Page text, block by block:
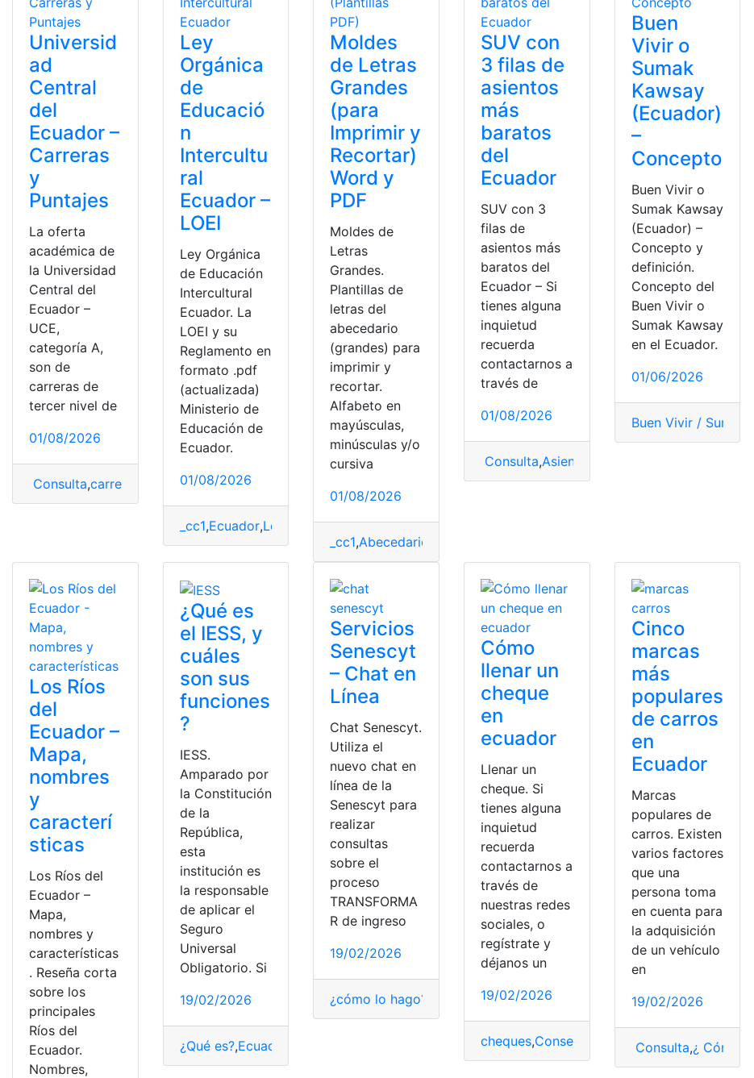
Universid
ad
Central
del
Ecuador –
Carreras
y
Puntajes
La oferta
académica de
la Universidad
Central del
Ecuador –
UCE,
categoría A,
son de
carreras de
tercer nivel de
01/08/2026
Consulta,carreras Consultar Carreras y Puntajes Puntajes carreras,Puntajes Para Carreras En La
Ley
Orgánica
de
Educació
n
Intercultu
ral
Ecuador –
LOEI
Ley Orgánica
de Educación
Intercultural
Ecuador. La
LOEI y su
Reglamento en
formato .pdf
(actualizada)
Ministerio de
Educación de
Ecuador.
01/08/2026
_cc1,Ecuador,Ley Orgánica de Educación Intercultural Ecuador
Moldes
de Letras
Grandes
(para
Imprimir y
Recortar)
Word y
PDF
Moldes de
Letras
Grandes.
Plantillas de
letras del
abecedario
(grandes) para
imprimir y
recortar.
Alfabeto en
mayúsculas,
minúsculas y/o
cursiva
01/08/2026
_cc1,Abecedario
SUV con
3 filas de
asientos
más
baratos
del
Ecuador
SUV con 3
filas de
asientos más
baratos del
Ecuador – Si
tienes alguna
inquietud
recuerda
contactarnos a
través de
01/08/2026
Consulta,Asientos
Buen
Vivir o
Sumak
Kawsay
(Ecuador)
–
Concepto
Buen Vivir o
Sumak Kawsay
(Ecuador) –
Concepto y
definición.
Concepto del
Buen Vivir o
Sumak Kawsay
en el Ecuador.
01/06/2026
Buen Vivir / Sumak
Los Ríos
del
Ecuador –
Mapa,
nombres
y
caracterí
sticas
Los Ríos del
Ecuador –
Mapa,
nombres y
características
. Reseña corta
sobre los
principales
Ríos del
Ecuador.
Nombres,
¿Qué es
el IESS, y
cuáles
son sus
funciones
?
IESS.
Amparado por
la Constitución
de la
República,
esta
institución es
la responsable
de aplicar el
Seguro
Universal
Obligatorio. Si
19/02/2026
¿Qué es?,Ecuador
Servicios
Senescyt
– Chat en
Línea
Chat Senescyt.
Utiliza el
nuevo chat en
línea de la
Senescyt para
realizar
consultas
sobre el
proceso
TRANSFORMA
R de ingreso
19/02/2026
¿cómo lo hago? Ecuador,EDUCACION Transformar
Cómo
llenar un
cheque
en
ecuador
Llenar un
cheque. Si
tienes alguna
inquietud
recuerda
contactarnos a
través de
nuestras redes
sociales, o
regístrate y
déjanos un
19/02/2026
cheques,Consejos Ecuador,llenar,partes
Cinco
marcas
más
populares
de carros
en
Ecuador
Marcas
populares de
carros. Existen
varios factores
que una
persona toma
en cuenta para
la adquisición
de un vehículo
en
19/02/2026
Consulta,¿ Cómo